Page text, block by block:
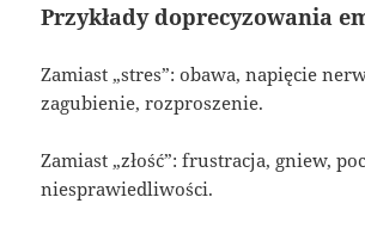
Przykłady doprecyzowania
Zamiast „stres”: obawa, napięcie
zagubienie, rozproszenie.
Zamiast „złość”: frustracja, gniew,
niesprawiedliwości.